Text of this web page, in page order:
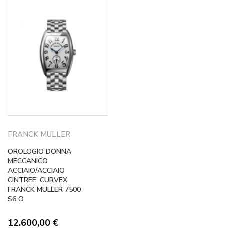
FRANCK MULLER
OROLOGIO DONNA
MECCANICO
ACCIAIO/ACCIAIO
CINTREE’ CURVEX
FRANCK MULLER 7500
S6 O
12.600,00 €